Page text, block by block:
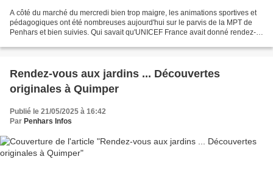
A côté du marché du mercredi bien trop maigre, les animations sportives et
pédagogiques ont été nombreuses aujourd'hui sur le parvis de la MPT de
Penhars et bien suivies. Qui savait qu'UNICEF France avait donné rendez-
Rendez-vous aux jardins ... Découvertes
originales à Quimper
Publié le 21/05/2025 à 16:42
Par Penhars Infos